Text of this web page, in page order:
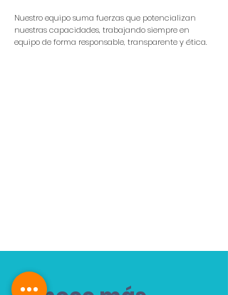
Nuestro equipo suma fuerzas que potencializan
nuestras capacidades, trabajando siempre en
equipo de forma responsable, transparente y ética.